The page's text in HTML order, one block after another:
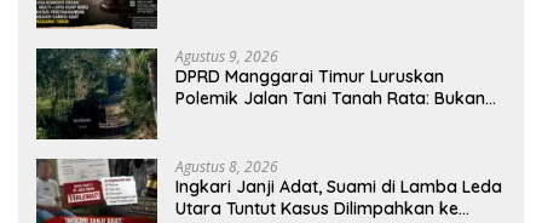
Agustus 9, 2026
DPRD Manggarai Timur Luruskan
Polemik Jalan Tani Tanah Rata: Bukan
Agustus 8, 2026
Ingkari Janji Adat, Suami di Lamba Leda
Utara Tuntut Kasus Dilimpahkan ke